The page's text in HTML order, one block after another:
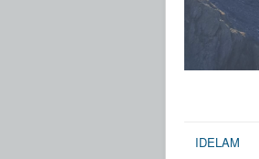
IDELAM